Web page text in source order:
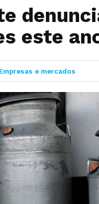
este
Empresas e mercados